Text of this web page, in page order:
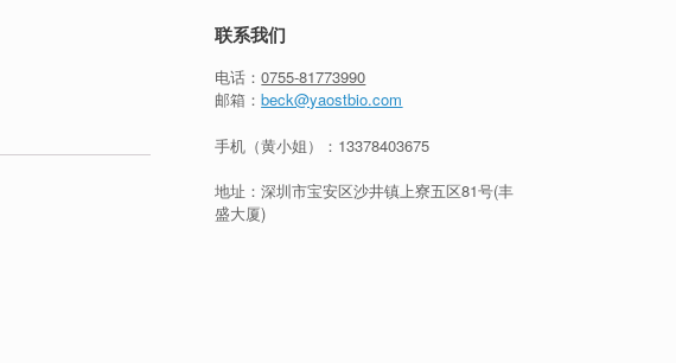
联系我们
电话：0755-81773990
邮箱：beck@yaostbio.com
手机（黄小姐）： 13378403675
地址：深圳市宝安区沙井镇上寮五区81号(丰
盛大厦)